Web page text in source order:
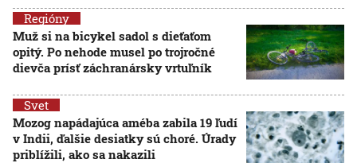
Regióny
Muž si na bicykel sadol s dieťaťom
opitý. Po nehode musel po trojročné
dievča prísť záchranársky vrtuľník
Svet
Mozog napádajúca améba zabila 19 ľudí
v Indii, ďalšie desiatky sú choré. Úrady
priblížili, ako sa nakazili